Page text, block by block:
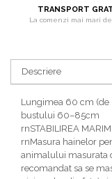
TRANSPORT
La comenzi mai mari de
Descriere
Lungimea 60 cm (de
bustului 60–85cm
rnSTABILIREA
rnMasura hainelor
animalului masurata
recomandat sa se